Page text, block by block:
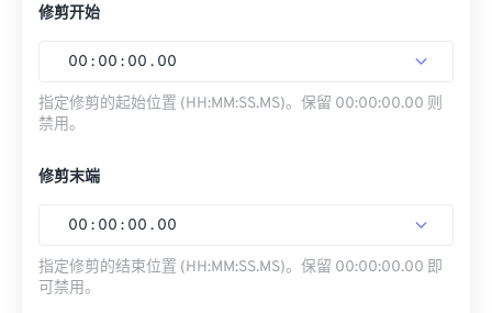
修剪开始
00 : 00 : 00 . 00
指定修剪的起始位置 (HH:MM:SS.MS)。保留 00:00:00.00 则
禁用。
修剪末端
00 : 00 : 00 . 00
指定修剪的结束位置 (HH:MM:SS.MS)。保留 00:00:00.00 即
可禁用。